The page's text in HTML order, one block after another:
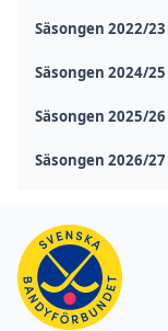
Säsongen 2022/23
Säsongen 2024/25
Säsongen 2025/26
Säsongen 2026/27